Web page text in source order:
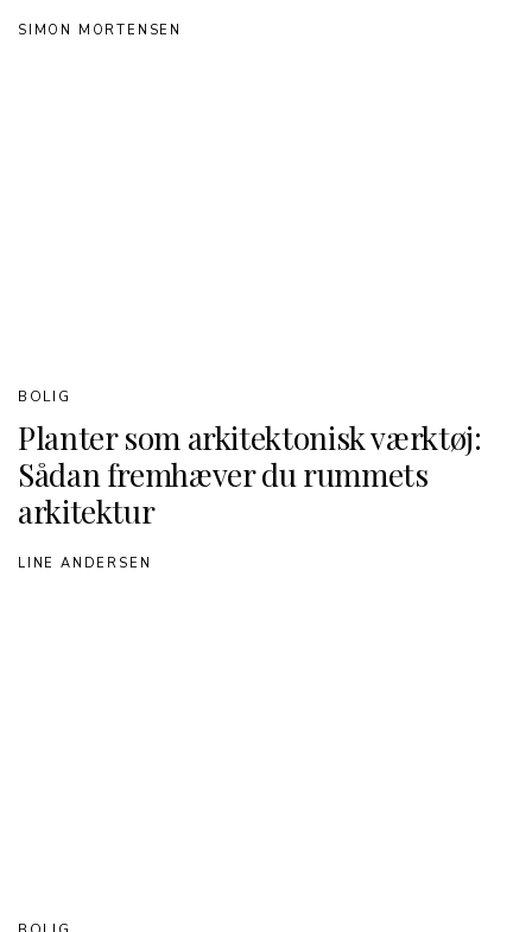
SIMON MORTENSEN
Planter som arkitektonisk værktøj:
Sådan fremhæver du rummets
arkitektur
BOLIG
LINE ANDERSEN